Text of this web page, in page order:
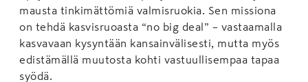
mausta tinkimättömiä valmisruokia. Sen missiona
on tehdä kasvisruoasta “no big deal” – vastaamalla
kasvavaan kysyntään kansainvälisesti, mutta myös
edistämällä muutosta kohti vastuullisempaa tapaa
syödä.